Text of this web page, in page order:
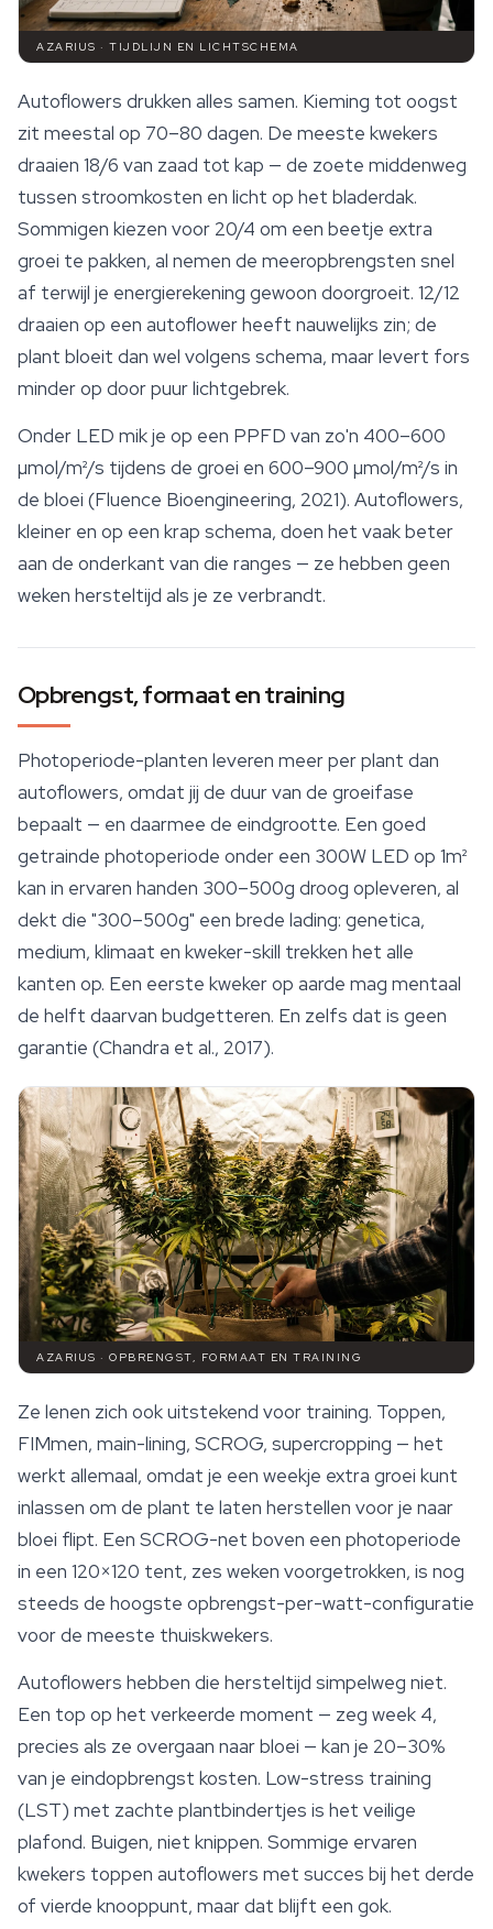
AZARIUS · TIJDLIJN EN LICHTSCHEMA
Autoflowers drukken alles samen. Kieming tot oogst
zit meestal op 70–80 dagen. De meeste kwekers
draaien 18/6 van zaad tot kap — de zoete middenweg
tussen stroomkosten en licht op het bladerdak.
Sommigen kiezen voor 20/4 om een beetje extra
groei te pakken, al nemen de meeropbrengsten snel
af terwijl je energierekening gewoon doorgroeit. 12/12
draaien op een autoflower heeft nauwelijks zin; de
plant bloeit dan wel volgens schema, maar levert fors
minder op door puur lichtgebrek.
Onder LED mik je op een PPFD van zo'n 400–600
µmol/m²/s tijdens de groei en 600–900 µmol/m²/s in
de bloei (Fluence Bioengineering, 2021). Autoflowers,
kleiner en op een krap schema, doen het vaak beter
aan de onderkant van die ranges — ze hebben geen
weken hersteltijd als je ze verbrandt.
Opbrengst, formaat en training
Photoperiode-planten leveren meer per plant dan
autoflowers, omdat jij de duur van de groeifase
bepaalt — en daarmee de eindgrootte. Een goed
getrainde photoperiode onder een 300W LED op 1m²
kan in ervaren handen 300–500g droog opleveren, al
dekt die "300–500g" een brede lading: genetica,
medium, klimaat en kweker-skill trekken het alle
kanten op. Een eerste kweker op aarde mag mentaal
de helft daarvan budgetteren. En zelfs dat is geen
garantie (Chandra et al., 2017).
AZARIUS · OPBRENGST, FORMAAT EN TRAINING
Ze lenen zich ook uitstekend voor training. Toppen,
FIMmen, main-lining, SCROG, supercropping — het
werkt allemaal, omdat je een weekje extra groei kunt
inlassen om de plant te laten herstellen voor je naar
bloei flipt. Een SCROG-net boven een photoperiode
in een 120×120 tent, zes weken voorgetrokken, is nog
steeds de hoogste opbrengst-per-watt-configuratie
voor de meeste thuiskwekers.
Autoflowers hebben die hersteltijd simpelweg niet.
Een top op het verkeerde moment — zeg week 4,
precies als ze overgaan naar bloei — kan je 20–30%
van je eindopbrengst kosten. Low-stress training
(LST) met zachte plantbindertjes is het veilige
plafond. Buigen, niet knippen. Sommige ervaren
kwekers toppen autoflowers met succes bij het derde
of vierde knooppunt, maar dat blijft een gok.